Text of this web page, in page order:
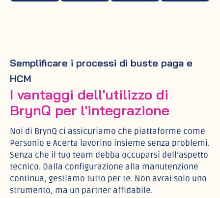
Semplificare i processi di buste paga e
HCM
I vantaggi dell'utilizzo di
BrynQ per l'integrazione
Noi di BrynQ ci assicuriamo che piattaforme come
Personio e Acerta lavorino insieme senza problemi.
Senza che il tuo team debba occuparsi dell’aspetto
tecnico. Dalla configurazione alla manutenzione
continua, gestiamo tutto per te. Non avrai solo uno
strumento, ma un partner affidabile.